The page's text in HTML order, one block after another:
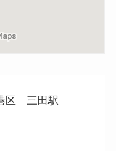
区 三田駅